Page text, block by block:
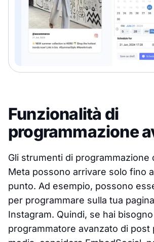
Funzionalità di
programmazione
Gli strumenti di programmazione
Meta possono arrivare solo fino
punto. Ad esempio, possono
per programmare sulla tua
Instagram. Quindi, se hai
programmatore avanzato di post